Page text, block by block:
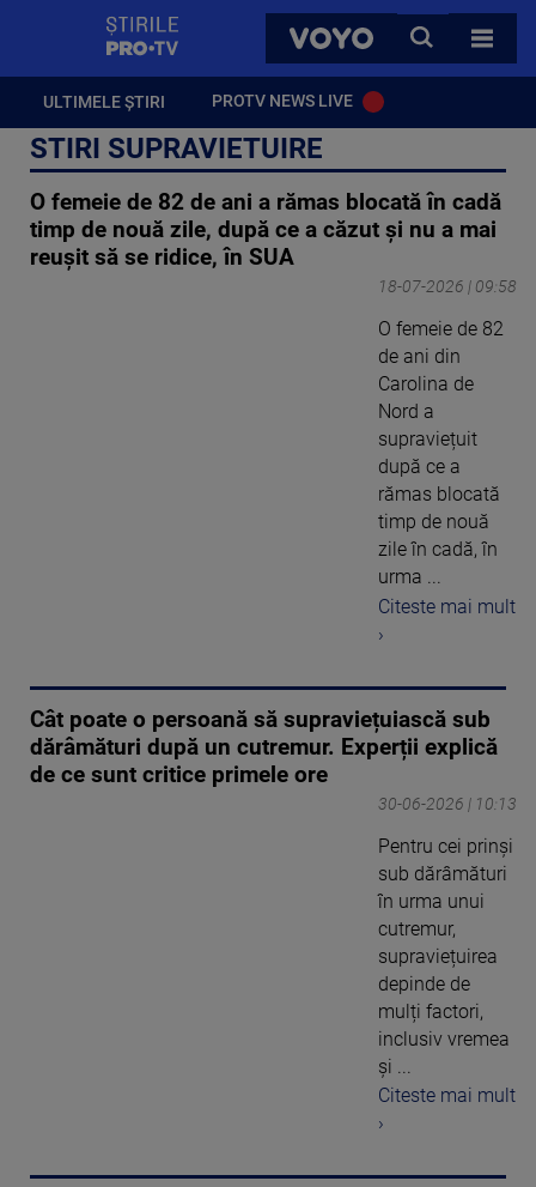
VOYO
CAUTA
TOATE
ULTIMELE ȘTIRI PROTV NEWS LIVE
STIRI SUPRAVIETUIRE
O femeie de 82 de ani a rămas blocată în cadă
timp de nouă zile, după ce a căzut și nu a mai
reușit să se ridice, în SUA
18-07-2026 | 09:58
O femeie de 82
de ani din
Carolina de
Nord a
supraviețuit
după ce a
rămas blocată
timp de nouă
zile în cadă, în
urma ...
Citeste mai mult
›
Cât poate o persoană să supraviețuiască sub
dărâmături după un cutremur. Experții explică
de ce sunt critice primele ore
30-06-2026 | 10:13
Pentru cei prinși
sub dărâmături
în urma unui
cutremur,
supraviețuirea
depinde de
mulți factori,
inclusiv vremea
și ...
Citeste mai mult
›